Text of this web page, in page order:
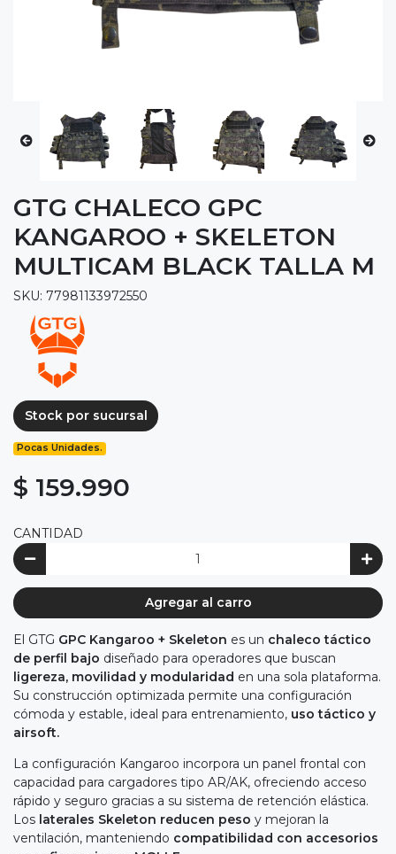
GTG CHALECO GPC
KANGAROO + SKELETON
MULTICAM BLACK TALLA M
SKU: 77981133972550
Stock por sucursal
Pocas Unidades.
$ 159.990
CANTIDAD
Agregar al carro
El GTG GPC Kangaroo + Skeleton es un chaleco táctico
de perfil bajo diseñado para operadores que buscan
ligereza, movilidad y modularidad en una sola plataforma.
Su construcción optimizada permite una configuración
cómoda y estable, ideal para entrenamiento, uso táctico y
airsoft.
La configuración Kangaroo incorpora un panel frontal con
capacidad para cargadores tipo AR/AK, ofreciendo acceso
rápido y seguro gracias a su sistema de retención elástica.
Los laterales Skeleton reducen peso y mejoran la
ventilación, manteniendo compatibilidad con accesorios